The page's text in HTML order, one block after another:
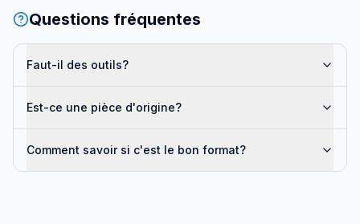
Questions fréquentes
Faut-il des outils?
Est-ce une pièce d'origine?
Comment savoir si c'est le bon format?